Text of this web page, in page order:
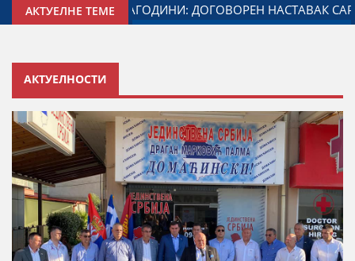
АКТУЕЛНЕ ТЕМЕ
ЗА ОДНОСЕ СА ДИЈАСПОРОМ ДАЛИБОР
АКТУЕЛНОСТИ